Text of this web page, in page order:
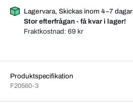
Lagervara, Skickas inom 4–7 dagar
Stor efterfrågan - få kvar i lager!
Fraktkostnad:69 kr
Produktspecifikation
F20560-3